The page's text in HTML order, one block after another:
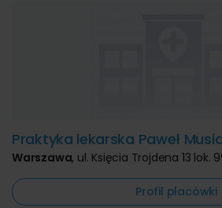
Praktyka lekarska Paweł
Warszawa, ul. Księcia Trojdena 13 lok.
Profil placówki